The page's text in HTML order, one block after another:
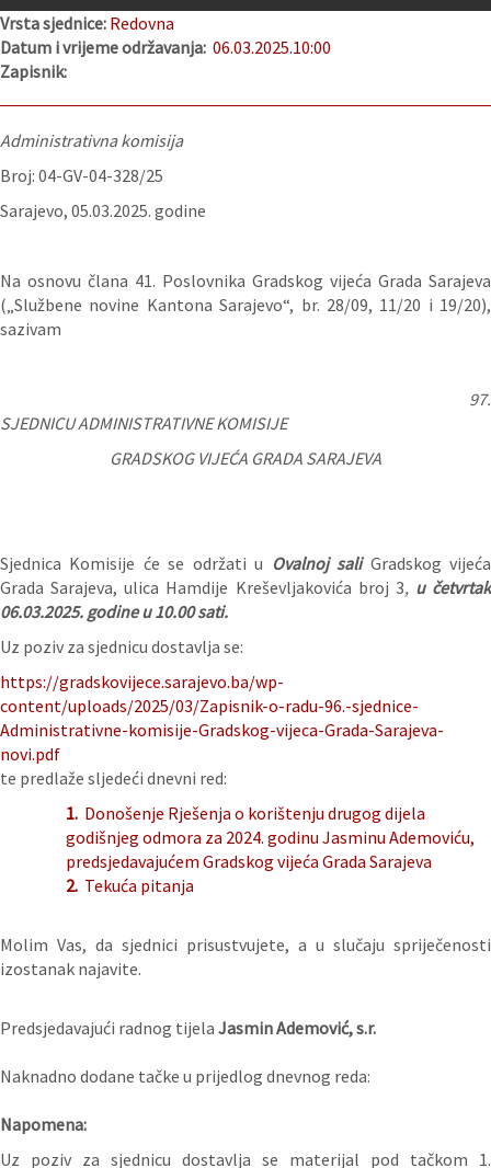
Vrsta sjednice: Redovna
Datum i vrijeme održavanja: 06.03.2025.10:00
Zapisnik:
Administrativna komisija
Broj: 04-GV-04-328/25
Sarajevo, 05.03.2025. godine
Na osnovu člana 41. Poslovnika Gradskog vijeća Grada Sarajeva
(„Službene novine Kantona Sarajevo“, br. 28/09, 11/20 i 19/20),
sazivam
97.
SJEDNICU ADMINISTRATIVNE KOMISIJE
GRADSKOG VIJEĆA GRADA SARAJEVA
Sjednica Komisije će se održati u Ovalnoj saliGradskog vijeća
Grada Sarajeva, ulica Hamdije Kreševljakovića broj 3,u četvrtak
06.03.2025. godine u 10.00 sati.
Uz poziv za sjednicu dostavlja se:
https://gradskovijece.sarajevo.ba/wp-
content/uploads/2025/03/Zapisnik-o-radu-96.-sjednice-
Administrativne-komisije-Gradskog-vijeca-Grada-Sarajeva-
novi.pdf
te predlaže sljedeći dnevni red:
1. Donošenje Rješenja o korištenju drugog dijela
godišnjeg odmora za 2024. godinu Jasminu Ademoviću,
predsjedavajućem Gradskog vijeća Grada Sarajeva
2. Tekuća pitanja
Molim Vas, da sjednici prisustvujete, a u slučaju spriječenosti
izostanak najavite.
Predsjedavajući radnog tijela Jasmin Ademović, s.r.
Naknadno dodane tačke u prijedlog dnevnog reda:
Napomena:
Uz poziv za sjednicu dostavlja se materijal pod tačkom 1.